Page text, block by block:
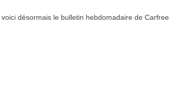
désormais le bulletin hebdomadaire de Carfree